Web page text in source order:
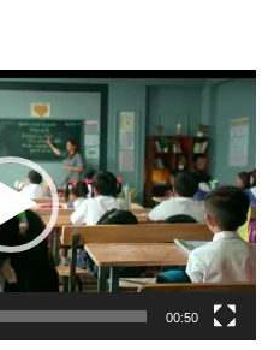
00:50